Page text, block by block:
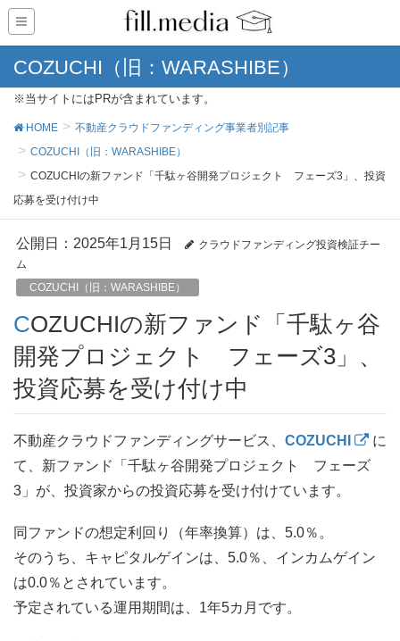
COZUCHI（旧：WARASHIBE）
※当サイトにはPRが含まれています。
HOME
不動産クラウドファンディング事業者別記事
COZUCHI（旧：WARASHIBE）
COZUCHIの新ファンド「千駄ヶ谷開発プロジェクト フェーズ3」、投資
応募を受け付け中
公開日： 2025年1月15日
クラウドファンディング投資検証チー
ム
COZUCHI（旧：WARASHIBE）
COZUCHIの新ファンド「千駄ヶ谷
開発プロジェクト フェーズ3」、
投資応募を受け付け中
不動産クラウドファンディングサービス、 COZUCHI
に
て、新ファンド「千駄ヶ谷開発プロジェクト フェーズ
3」が、投資家からの投資応募を受け付けています。
同ファンドの想定利回り（年率換算）は、5.0％。
そのうち、キャピタルゲインは、5.0％、インカムゲイン
は0.0％とされています。
予定されている運用期間は、1年5カ月です。